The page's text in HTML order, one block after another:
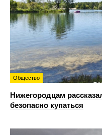
Общество
Нижегородцам
безопасно купаться